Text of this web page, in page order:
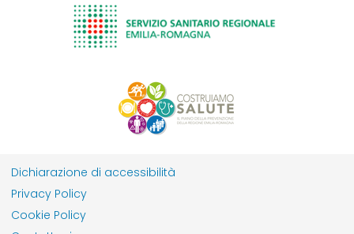
Dichiarazione di accessibilità
Privacy Policy
Cookie Policy